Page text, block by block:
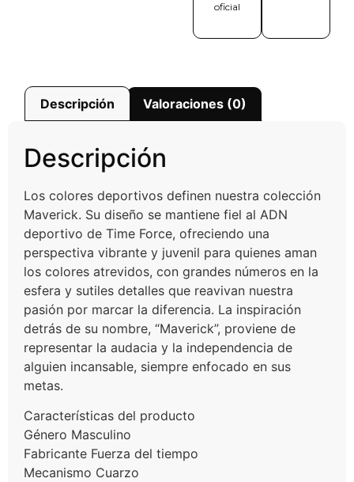
oficial
Descripción Valoraciones (0)
Descripción
Los colores deportivos definen nuestra colección
Maverick. Su diseño se mantiene fiel al ADN
deportivo de Time Force, ofreciendo una
perspectiva vibrante y juvenil para quienes aman
los colores atrevidos, con grandes números en la
esfera y sutiles detalles que reavivan nuestra
pasión por marcar la diferencia. La inspiración
detrás de su nombre, “Maverick”, proviene de
representar la audacia y la independencia de
alguien incansable, siempre enfocado en sus
metas.
Características del producto
Género Masculino
Fabricante Fuerza del tiempo
Mecanismo Cuarzo